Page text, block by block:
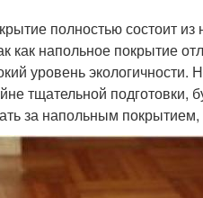
полностью состоит
как напольное покрытие
уровень экологичности.
тщательной подготовки,
за напольным покрытием,